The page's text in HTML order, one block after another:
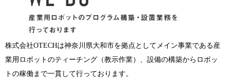
株式会社OTECHは神奈川県大和市を拠点としてメイン事業である産
業用ロボットのティーチング（教示作業）、設備の構築からロボッ
トの稼働まで一貫して行っております。